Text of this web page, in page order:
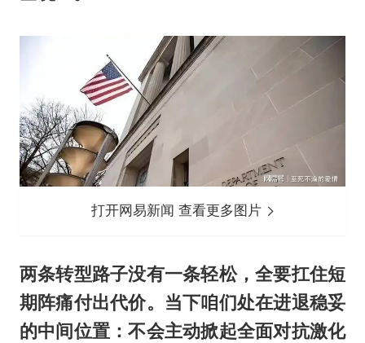
打开网易新闻 查看更多图片
两条转型路子没有一条轻松，全要扛住短
期阵痛付出代价。当下咱们处在进退稳妥
的中间位置：不会主动掀起全面对抗激化